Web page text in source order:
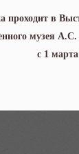
проходит в
музея
с 1